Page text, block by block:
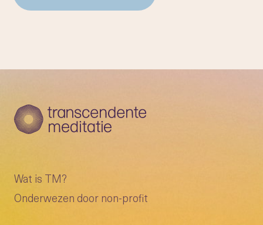
Wat is TM?
Onderwezen door non-profit